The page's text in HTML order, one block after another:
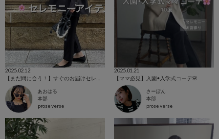
2025.02.12
あおはる
本部
prose verse
2025.01.21
【ママ必見】入園•入学式コーデ🌸
さーぽん
本部
prose verse